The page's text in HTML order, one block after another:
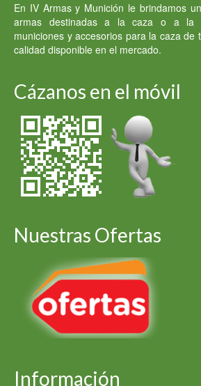
En IV Armas y Munición le brindamos
armas destinadas a la caza o a la
municiones y accesorios para la caza de
calidad disponible en el mercado.
Cázanos en el móvil
Nuestras Ofertas
Información